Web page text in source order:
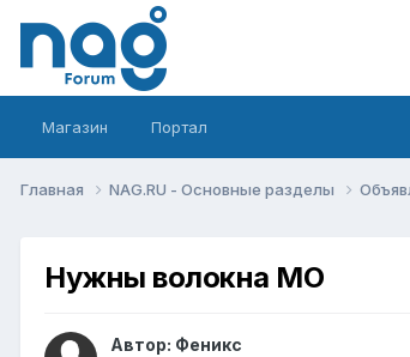
Магазин Портал
Главная NAG.RU - Основные разделы
Нужны волокна МО
Автор: Феникс